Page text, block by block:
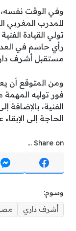
وفي الوقت نفسه،
للمدرب المغربي
تولي القيادة
رأي حاسم في
مستقبل أشرف
ومن المتوقع أن
فور توليه
الفنية، بالإضافة
الحاجة إلى
Share on ...
وسوم:
أشرف داري